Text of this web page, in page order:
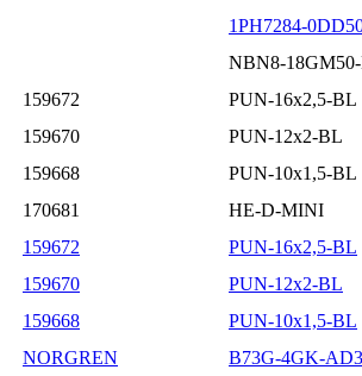
1PH7284-
NBN8-
159672
PUN-16x2,5-BL
159670
PUN-12x2-BL
159668
PUN-10x1,5-BL
170681
HE-D-MINI
159672
PUN-16x2,5-BL
159670
PUN-12x2-BL
159668
PUN-10x1,5-BL
NORGREN B73G-4GK-